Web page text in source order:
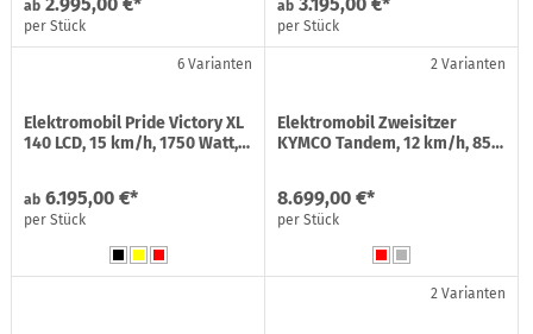
ab
per Stück
ab
per Stück
6 Varianten
Elektromobil Pride Victory XL
140 LCD, 15 km/h, 1750 Watt,…
ab 6.195,00 €*
per Stück
2 Varianten
Elektromobil Zweisitzer
KYMCO Tandem, 12 km/h, 85…
8.699,00 €*
per Stück
2 Varianten